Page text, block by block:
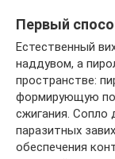
Первый
Естественный
наддувом, а
пространстве:
формирующую
сжигания. Сопло
паразитных
обеспечения